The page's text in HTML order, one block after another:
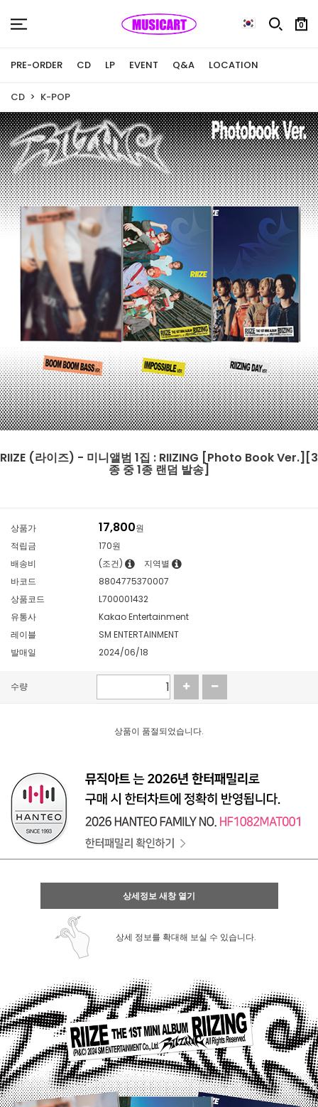
0
PRE-ORDER CD LP EVENT Q&A LOCATION
CD K-POP
RIIZE (라이즈) - 미니앨범 1집 : RIIZING [Photo Book Ver.][3
종 중 1종 랜덤 발송]
상품가 17,800원
적립금
170원
배송비
(조건)
지역별
바코드
8804775370007
상품코드
L700001432
유통사
Kakao Entertainment
레이블
SM ENTERTAINMENT
발매일
2024/06/18
수량
상품이 품절되었습니다.
상세정보 새창 열기
상세 정보를 확대해 보실 수 있습니다.